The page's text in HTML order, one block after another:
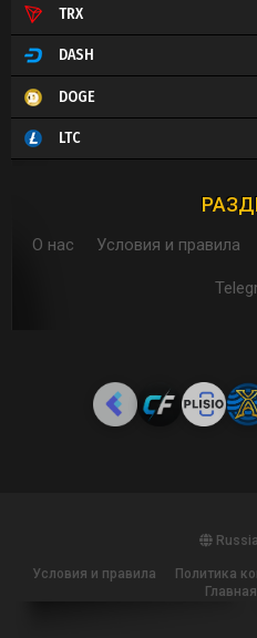
TRX
DASH
DOGE
LTC
О нас Условия и правила
Условия и правила Политика
Главная